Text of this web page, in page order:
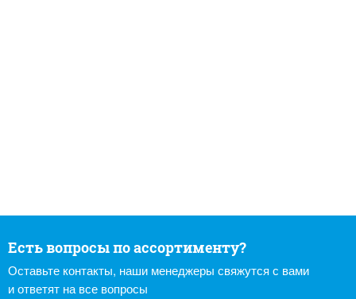
Есть вопросы по ассортименту?
Оставьте контакты, наши менеджеры свяжутся с вами
и ответят на все вопросы